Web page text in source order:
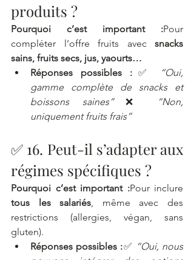
produits ?
Pourquoi c’est important :Pour
compléter l’offre fruits avec snacks
sains, fruits secs, jus, yaourts…
Réponses possibles : ✅
“Oui,
gamme complète de snacks et
boissons saines”❌
“Non,
uniquement fruits frais”
✅ 16. Peut-il s’adapter aux
régimes spécifiques ?
Pourquoi c’est important :
tous les salariés, même avec des
restrictions (allergies, végan, sans
gluten).
Réponses possibles :✅ “Oui, nous